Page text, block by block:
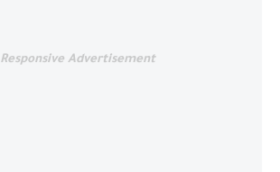
Responsive Advertisement